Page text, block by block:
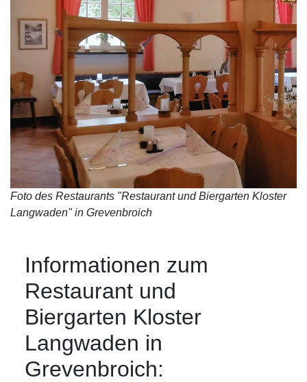
Foto des Restaurants "Restaurant und Biergarten Kloster
Langwaden" in Grevenbroich
Informationen zum
Restaurant und
Biergarten Kloster
Langwaden in
Grevenbroich: